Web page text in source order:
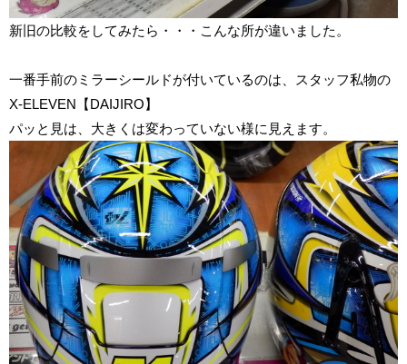
新旧の比較をしてみたら・・・こんな所が違いました。
一番手前のミラーシールドが付いているのは、スタッフ私物の
X-ELEVEN【DAIJIRO】
パッと見は、大きくは変わっていない様に見えます。